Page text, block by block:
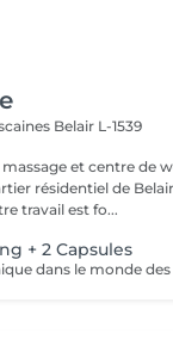
Belair L-1539
et centre de
résidentiel de
travail est fo...
+ 2 Capsules